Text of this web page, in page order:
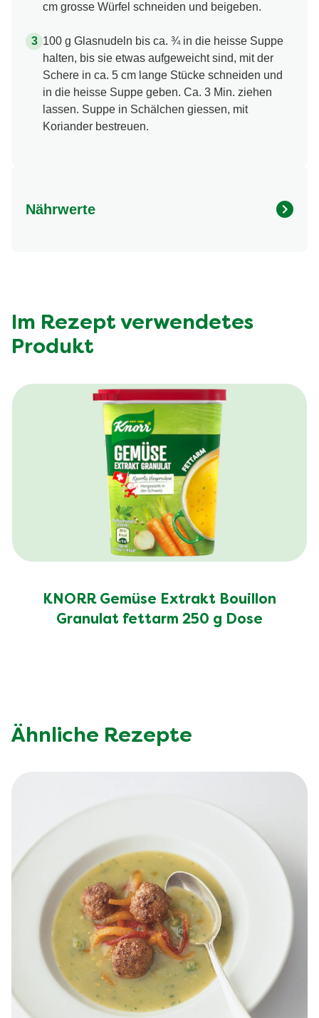
cm grosse Würfel schneiden und beigeben.
100 g Glasnudeln bis ca. ¾ in die heisse Suppe
halten, bis sie etwas aufgeweicht sind, mit der
Schere in ca. 5 cm lange Stücke schneiden und
in die heisse Suppe geben. Ca. 3 Min. ziehen
lassen. Suppe in Schälchen giessen, mit
Koriander bestreuen.
Nährwerte
Kohlenhydrate (g)
davon Zucker (g)
Ballaststoffe (g)
Im Rezept verwendetes
Produkt
KNORR Gemüse Extrakt Bouillon
Granulat fettarm 250 g Dose
Ähnliche Rezepte